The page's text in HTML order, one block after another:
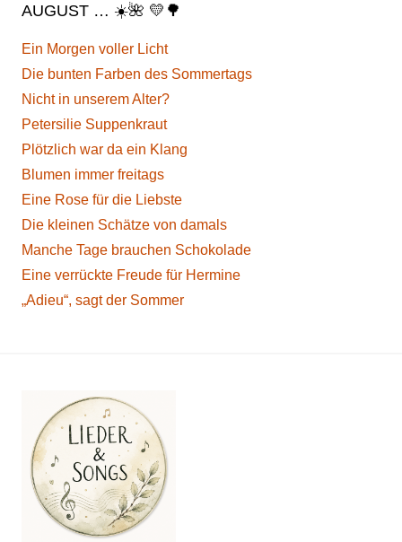
AUGUST … ☀️🌺 💛🌳
Ein Morgen voller Licht
Die bunten Farben des Sommertags
Nicht in unserem Alter?
Petersilie Suppenkraut
Plötzlich war da ein Klang
Blumen immer freitags
Eine Rose für die Liebste
Die kleinen Schätze von damals
Manche Tage brauchen Schokolade
Eine verrückte Freude für Hermine
„Adieu“, sagt der Sommer